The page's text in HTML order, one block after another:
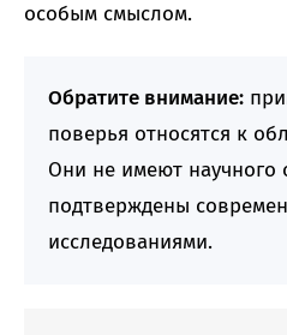
особым смыслом.
Обратите внимание:
поверья относятся к
Они не имеют научного
подтверждены
исследованиями.